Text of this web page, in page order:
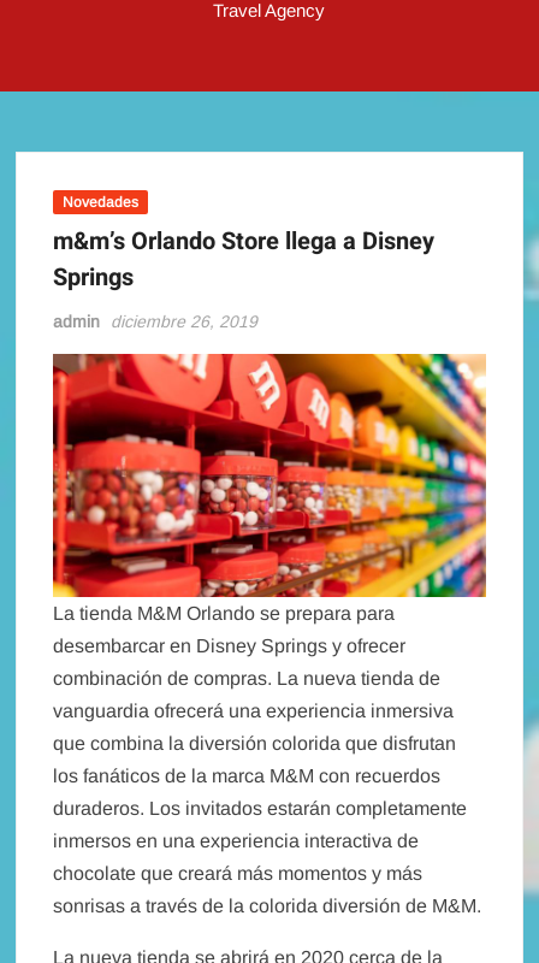
Travel Agency
Novedades
m&m’s Orlando Store llega a Disney
Springs
admin diciembre 26, 2019
La tienda M&M Orlando se prepara para
desembarcar en Disney Springs y ofrecer
combinación de compras. La nueva tienda de
vanguardia ofrecerá una experiencia inmersiva
que combina la diversión colorida que disfrutan
los fanáticos de la marca M&M con recuerdos
duraderos. Los invitados estarán completamente
inmersos en una experiencia interactiva de
chocolate que creará más momentos y más
sonrisas a través de la colorida diversión de M&M.
La nueva tienda se abrirá en 2020 cerca de la